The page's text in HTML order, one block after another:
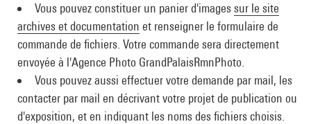
Vous pouvez constituer un panier d'imagessur le site
archives et documentation et renseigner le formulaire de
commande de fichiers. Votre commande sera directement
envoyée à l'Agence Photo GrandPalaisRmnPhoto.
Vous pouvez aussi effectuer votre demande par mail, les
contacter par mail en décrivant votre projet de publication ou
d'exposition, et en indiquant les noms des fichiers choisis.